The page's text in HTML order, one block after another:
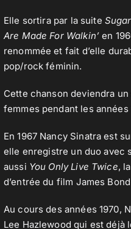
Elle sortira par la suite
Are Made For Walkin’en
renommée et fait d’elle
pop/rock féminin.
Cette chanson deviendra
femmes pendant les années
En 1967 Nancy Sinatra est
elle enregistre un duo avec
aussi You Only Live Twice,
d’entrée du film James
Au cours des années 1970,
Lee Hazlewood qui est